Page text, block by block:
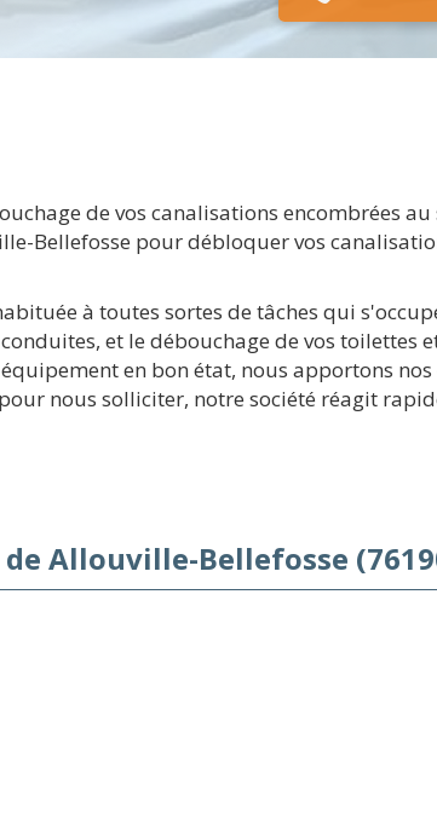
de vos canalisations encombrées au
Bellefosse pour débloquer vos
à toutes sortes de tâches qui
et le débouchage de vos toilettes
en bon état, nous apportons
nous solliciter, notre société réagit
Allouville-Bellefosse